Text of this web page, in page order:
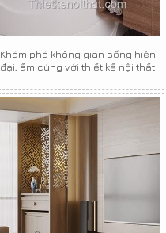
Khám phá không gian sống hiện
đại, ấm cúng với thiết kế nội thất